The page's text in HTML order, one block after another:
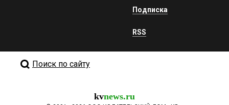
Подписка
RSS
Поиск по сайту
kvnews.ru